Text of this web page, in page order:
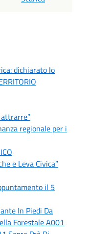
dichiarato lo
attrarre”
regionale per i
e Leva Civica”
il 5
In Piedi Da
Forestale A001